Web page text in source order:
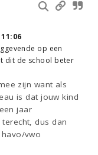
op een
dit de school beter
zijn want als
is dat jouw kind
jaar
dus dan
vwo